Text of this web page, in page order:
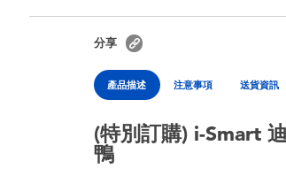
分享
產品描述 注意事項 送貨資訊
(特別訂購) i-Smart
鴨